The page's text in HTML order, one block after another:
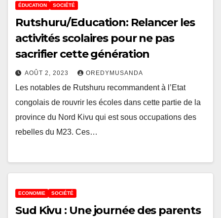
ÉDUCATION SOCIÉTÉ
Rutshuru/Education: Relancer les
activités scolaires pour ne pas
sacrifier cette génération
AOÛT 2, 2023 OREDYMUSANDA
Les notables de Rutshuru recommandent à l’Etat
congolais de rouvrir les écoles dans cette partie de la
province du Nord Kivu qui est sous occupations des
rebelles du M23. Ces…
ECONOMIE SOCIÉTÉ
Sud Kivu : Une journée des parents